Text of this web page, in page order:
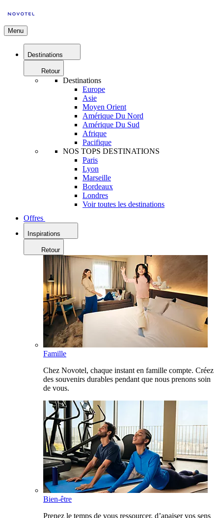
Menu
Destinations
Retour
Destinations
Europe
Asie
Moyen Orient
Amérique Du Nord
Amérique Du Sud
Afrique
Pacifique
NOS TOPS DESTINATIONS
Paris
Lyon
Marseille
Bordeaux
Londres
Voir toutes les destinations
Offres
Inspirations
Retour
Famille
Chez Novotel, chaque instant en famille compte. Créez
des souvenirs durables pendant que nous prenons soin
de vous.
Bien-être
Prenez le temps de vous ressourcer, d’apaiser vos sens